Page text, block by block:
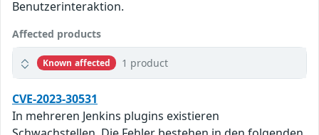
Benutzerinteraktion.
Affected products
Known affected 1 product
CVE-2023-30531
In mehreren Jenkins plugins existieren